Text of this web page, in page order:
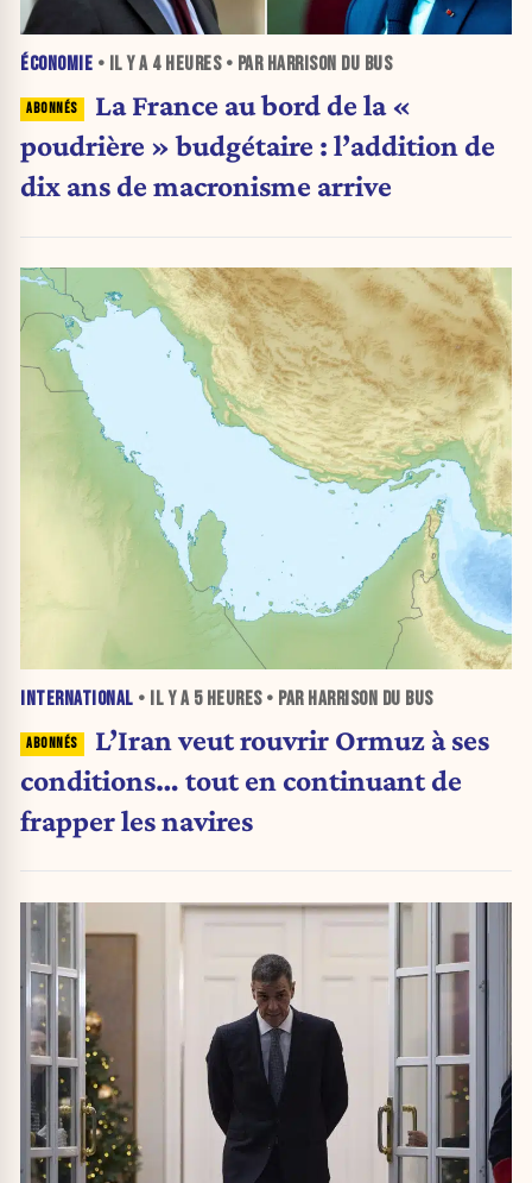
ÉCONOMIE • IL Y A 4 HEURES• PAR HARRISON DU BUS
La France au bord de la «
poudrière » budgétaire : l’addition de
dix ans de macronisme arrive
INTERNATIONAL • IL Y A 5 HEURES• PAR HARRISON DU BUS
L’Iran veut rouvrir Ormuz à ses
conditions… tout en continuant de
frapper les navires